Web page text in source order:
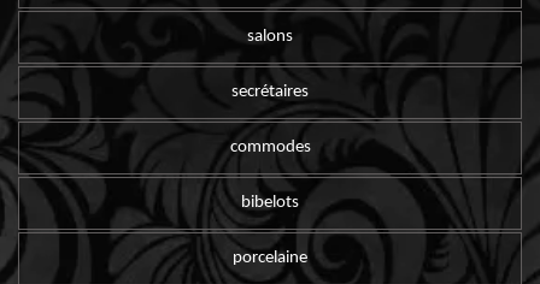
salons
secrétaires
commodes
bibelots
porcelaine